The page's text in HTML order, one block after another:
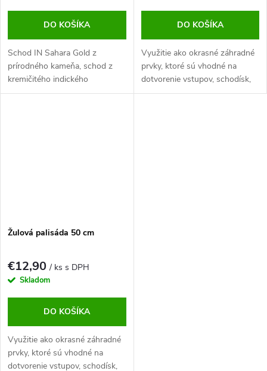
DO KOŠÍKA
Schod IN Sahara Gold z
prírodného kameňa, schod z
kremičitého indického
pieskovca, nádhernej hnedej
DO KOŠÍKA
Využitie ako okrasné záhradné
prvky, ktoré sú vhodné na
dotvorenie vstupov, schodísk,
svahov alebo výsadby.
Žulová palisáda 50 cm
€12,90/ ks s DPH
Skladom
DO KOŠÍKA
Využitie ako okrasné záhradné
prvky, ktoré sú vhodné na
dotvorenie vstupov, schodísk,